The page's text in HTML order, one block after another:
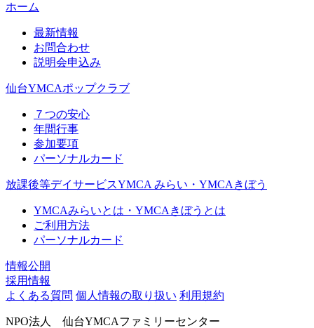
ホーム
最新情報
お問合わせ
説明会申込み
仙台YMCAポップクラブ
７つの安心
年間行事
参加要項
パーソナルカード
放課後等デイサービスYMCA みらい・YMCAきぼう
YMCAみらいとは・YMCAきぼうとは
ご利用方法
パーソナルカード
情報公開
採用情報
よくある質問 個人情報の取り扱い 利用規約
NPO法人 仙台YMCAファミリーセンター